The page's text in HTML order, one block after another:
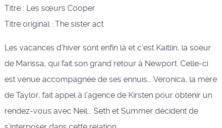
Titre : Les sœurs Cooper
Titre original : The sister act
Les vacances d’hiver sont enfin là et c’est Kaitlin, la soeur
de Marissa, qui fait son grand retour à Newport. Celle-ci
est venue accompagnée de ses ennuis... Veronica, la mère
de Taylor, fait appel à l’agence de Kirsten pour obtenir un
rendez-vous avec Neil... Seth et Summer décident de